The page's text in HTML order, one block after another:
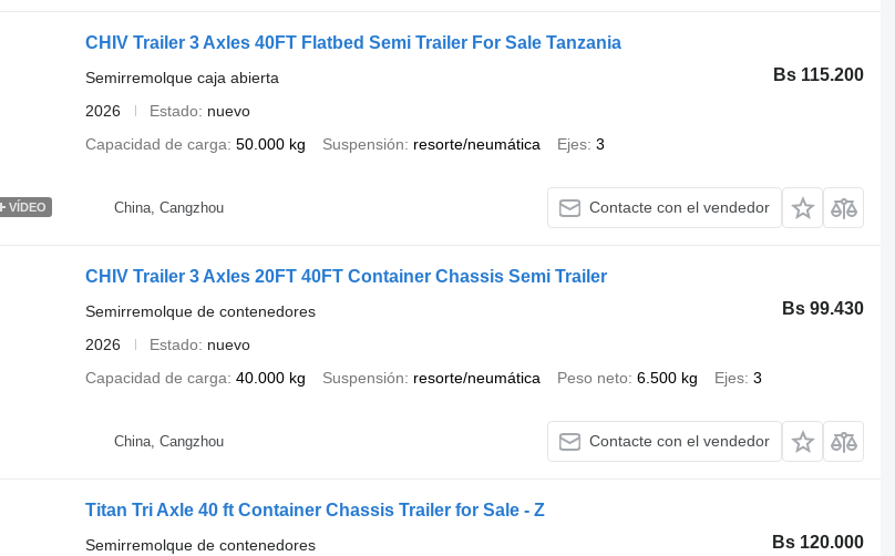
VÍDEO
CHIV Trailer 3 Axles 40FT Flatbed Semi Trailer For Sale Tanzania
Bs 115.200
Semirremolque caja abierta
2026
Estado
nuevo
Capacidad de carga 50.000 kg Suspensión resorte/neumática Ejes 3
China, Cangzhou Contacte con el vendedor
CHIV Trailer 3 Axles 20FT 40FT Container Chassis Semi Trailer
Bs 99.430
Semirremolque de contenedores
2026
Estado
nuevo
Capacidad de carga 40.000 kg Suspensión resorte/neumática Peso neto 6.500 kg Ejes 3
China, Cangzhou Contacte con el vendedor
Titan Tri Axle 40 ft Container Chassis Trailer for Sale - Z
Bs 120.000
Semirremolque de contenedores